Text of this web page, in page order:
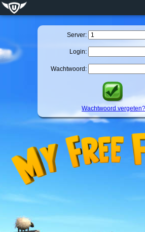
Server:
Login:
Wachtwoord:
Wachtwoord vergeten?